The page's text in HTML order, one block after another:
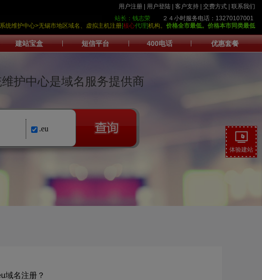
用户注册 用户登陆 客户支持 交费方式
联系我们
站长：钱志荣 ２４小时服务电话：13270107001
统维护中心>无锡市地区域名、虚拟主机注册[核心代理]机构。 价格全市最低。 价格本市同类最低
建站宝盒 | 短信平台 | 400电话 | 优惠套餐
护中心是域名服务提供商
.eu
域名注册？
体验建站